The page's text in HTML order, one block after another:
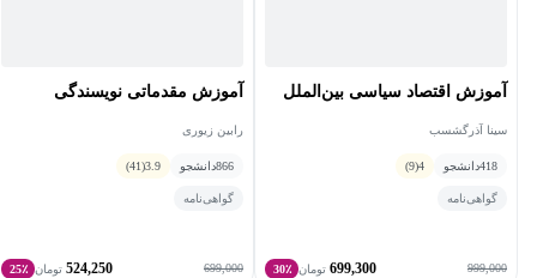
آموزش اقتصاد سیاسی بین‌الملل
سینا آذرگشسب
418دانشجو 4
(9)
گواهی‌نامه
999,000
699,300 تومان 30٪
آموزش مقدماتی نویسندگی
رابین زیوری
866دانشجو 3.9
(41)
گواهی‌نامه
699,000
524,250 تومان 25٪